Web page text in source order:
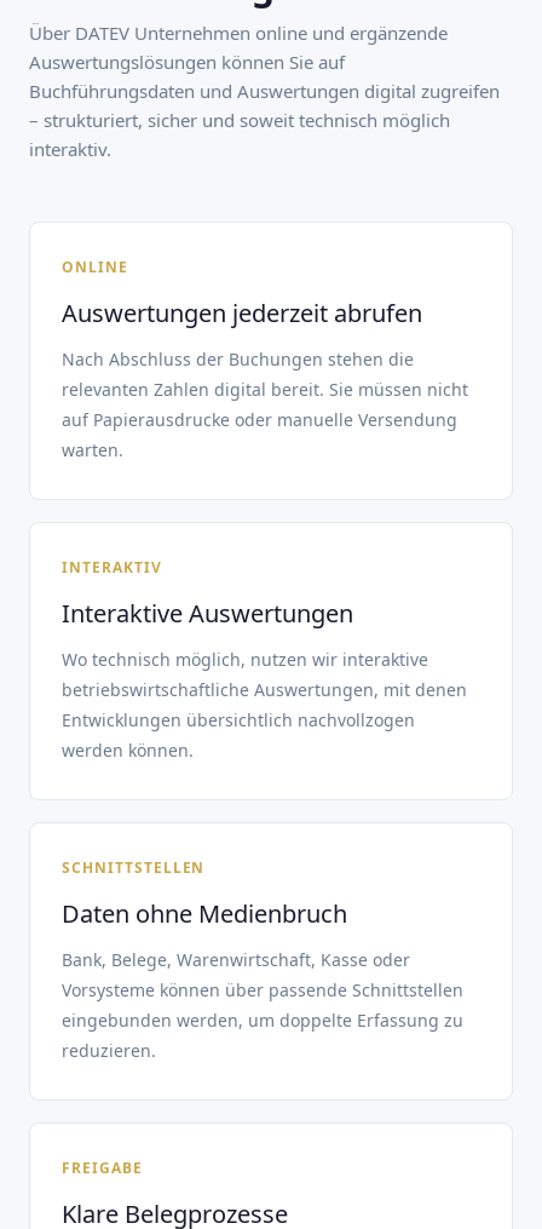
Über DATEV Unternehmen online und ergänzende
Auswertungslösungen können Sie auf
Buchführungsdaten und Auswertungen digital zugreifen
– strukturiert, sicher und soweit technisch möglich
interaktiv.
ONLINE
Auswertungen jederzeit abrufen
Nach Abschluss der Buchungen stehen die
relevanten Zahlen digital bereit. Sie müssen nicht
auf Papierausdrucke oder manuelle Versendung
warten.
INTERAKTIV
Interaktive Auswertungen
Wo technisch möglich, nutzen wir interaktive
betriebswirtschaftliche Auswertungen, mit denen
Entwicklungen übersichtlich nachvollzogen
werden können.
SCHNITTSTELLEN
Daten ohne Medienbruch
Bank, Belege, Warenwirtschaft, Kasse oder
Vorsysteme können über passende Schnittstellen
eingebunden werden, um doppelte Erfassung zu
reduzieren.
FREIGABE
Klare Belegprozesse